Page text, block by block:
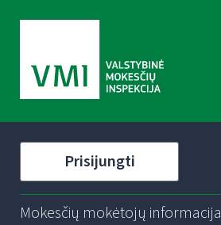
Prisijungti
Mokesčių mokėtojų informacija